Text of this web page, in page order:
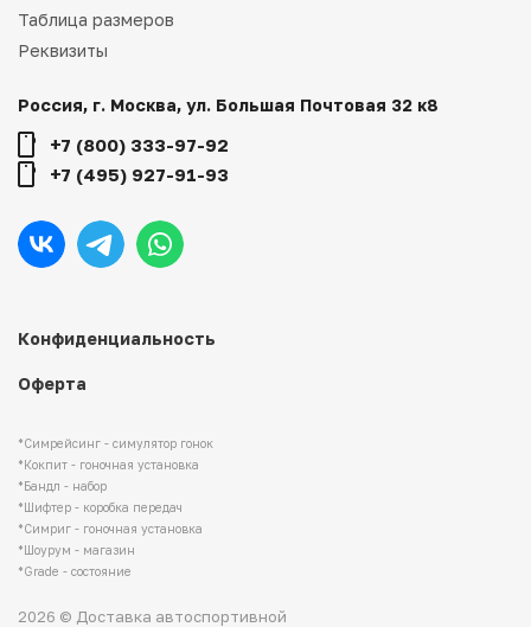
*Симрейсинг - симулятор гонок
*Кокпит - гоночная установка
*Бандл - набор
*Шифтер - коробка передач
*Симриг - гоночная установка
*Шоурум - магазин
*Grade - состояние
2026 © Доставка автоспортивной
Конфиденциальность
Оферта
Таблица размеров
Реквизиты
Россия, г. Москва, ул. Большая Почтовая 32 к8
+7 (800) 333-97-92
+7 (495) 927-91-93